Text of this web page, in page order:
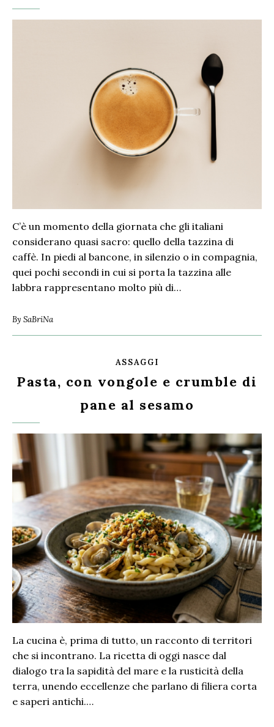
C’è un momento della giornata che gli italiani
considerano quasi sacro: quello della tazzina di
caffè. In piedi al bancone, in silenzio o in compagnia,
quei pochi secondi in cui si porta la tazzina alle
labbra rappresentano molto più di…
By SaBriNa
ASSAGGI
Pasta, con vongole e crumble di
pane al sesamo
La cucina è, prima di tutto, un racconto di territori
che si incontrano. La ricetta di oggi nasce dal
dialogo tra la sapidità del mare e la rusticità della
terra, unendo eccellenze che parlano di filiera corta
e saperi antichi.…